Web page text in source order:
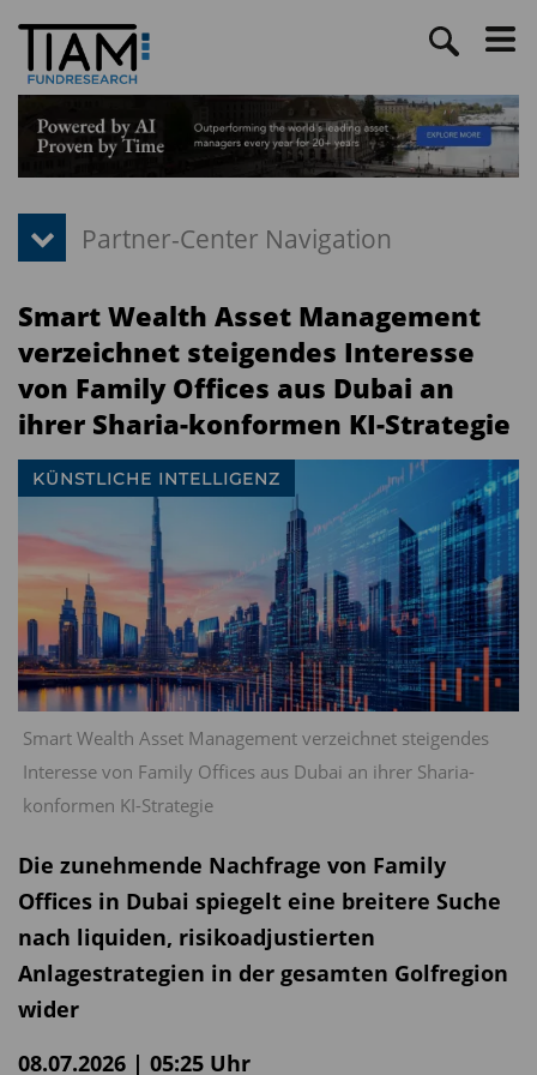
Smart Wealth Asset Management
verzeichnet steigendes Interesse
von Family Offices aus Dubai an
ihrer Sharia-konformen KI-Strategie
Smart Wealth Asset Management verzeichnet steigendes
Interesse von Family Offices aus Dubai an ihrer Sharia-
konformen KI-Strategie
KÜNSTLICHE INTELLIGENZ
Die zunehmende Nachfrage von Family
Offices in Dubai spiegelt eine breitere Suche
nach liquiden, risikoadjustierten
Anlagestrategien in der gesamten Golfregion
wider
08.07.2026 | 05:25 Uhr